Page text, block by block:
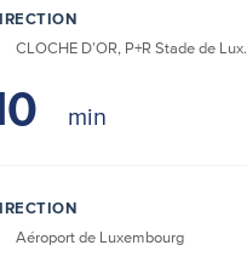
CLOCHE D’OR, P+R Stade de Lux.
Aéroport de Luxembourg